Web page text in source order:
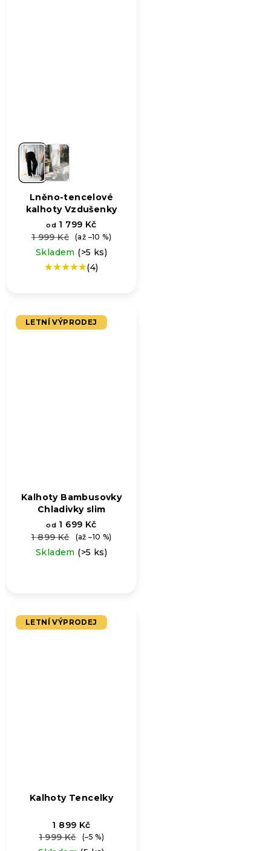
Lněno-tencelové
kalhoty Vzdušenky
od 1 799 Kč
1 999 Kč
(až –10 %)
Skladem (>5 ks)
Průměrné
5,0
z
(4)
LETNÍ VÝPRODEJ
Kalhoty Bambusovky
Chladivky slim
od 1 699 Kč
1 899 Kč
(až –10 %)
Skladem (>5 ks)
LETNÍ VÝPRODEJ
Kalhoty Tencelky
1 899 Kč
1 999 Kč
(–5 %)